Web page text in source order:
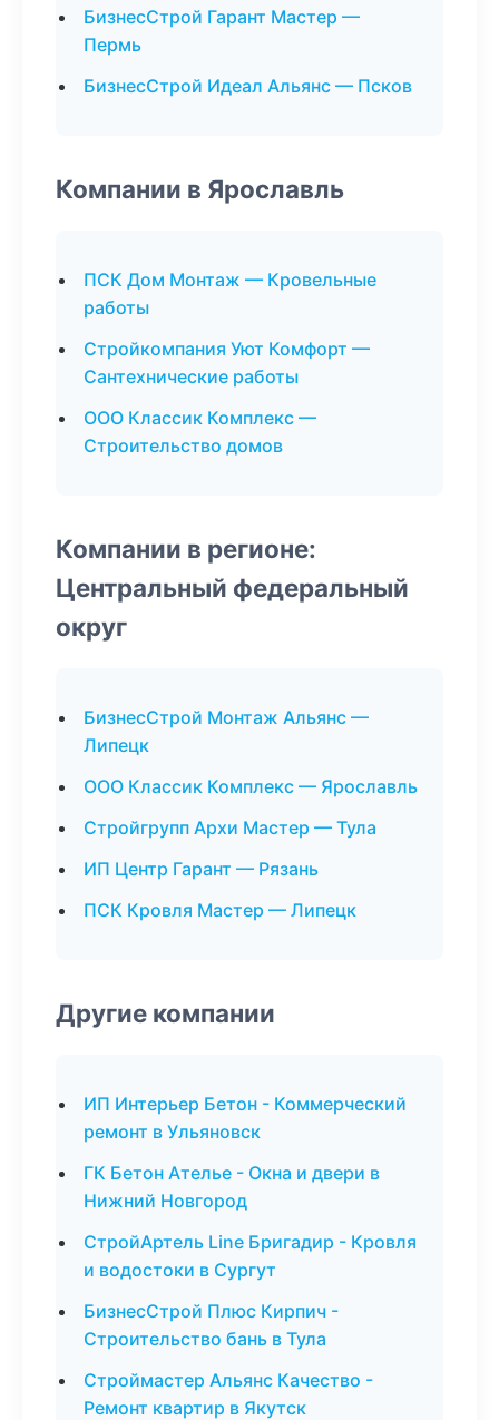
БизнесСтрой Гарант Мастер —
Пермь
БизнесСтрой Идеал Альянс — Псков
Компании в Ярославль
ПСК Дом Монтаж — Кровельные
работы
Стройкомпания Уют Комфорт —
Сантехнические работы
ООО Классик Комплекс —
Строительство домов
Компании в регионе:
Центральный федеральный
округ
БизнесСтрой Монтаж Альянс —
Липецк
ООО Классик Комплекс — Ярославль
Стройгрупп Архи Мастер — Тула
ИП Центр Гарант — Рязань
ПСК Кровля Мастер — Липецк
Другие компании
ИП Интерьер Бетон - Коммерческий
ремонт в Ульяновск
ГК Бетон Ателье - Окна и двери в
Нижний Новгород
СтройАртель Line Бригадир - Кровля
и водостоки в Сургут
БизнесСтрой Плюс Кирпич -
Строительство бань в Тула
Строймастер Альянс Качество -
Ремонт квартир в Якутск